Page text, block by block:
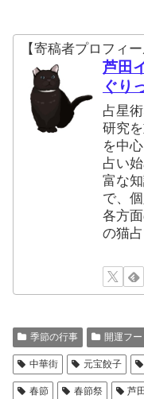
【寄稿者プロフィー
芦田
ぐり
占星
研究
を中
占い
富な
で、
各方
の猫
季節の行事 開運フー
中華街 元宝餃子
春節 春節祭 芦